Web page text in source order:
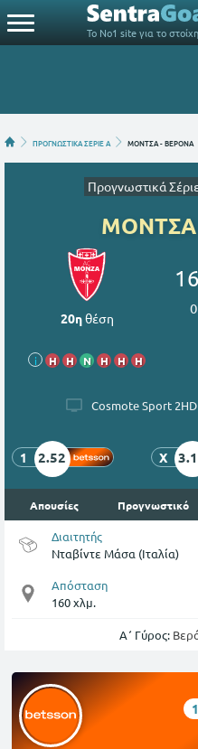
Το Νο1 site για το
ΠΡΟΓΝΩΣΤΙΚΑ ΣΕΡΙΕ Α ΜΟΝΤΣΑ - ΒΕΡΟΝΑ
Προγνωστικά
20ηθέση
i Η Η Ν Η Η Η
0
Cosmote Sport 2HD
1 2.52 X
Απουσίες Προγνωστικό
Διαιτητής
Νταβίντε Μάσα (Ιταλία)
Απόσταση
160 χλμ.
Α΄ Γύρος:
1